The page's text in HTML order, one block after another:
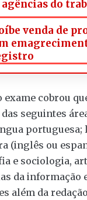
agências do
venda de
cobrou
seguintes
portuguesa;
(inglês ou
e sociologia,
da informação
além da